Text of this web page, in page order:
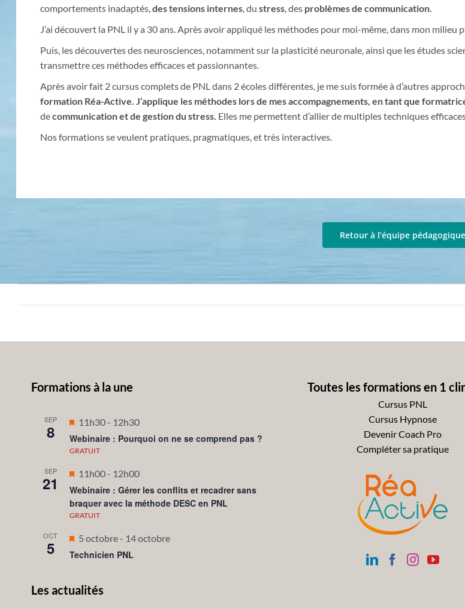
comportements inadaptés,des tensions internes, dustress, des problèmes de communication.
J’ai découvert la PNL il y a 30 ans. Après avoir appliqué les méthodes pour moi-même, dans mon
Puis, les découvertes des neurosciences, notamment sur la plasticité neuronale, ainsi que les études
transmettre ces méthodes efficaces et passionnantes.
Après avoir fait 2 cursus complets de PNL dans 2 écoles différentes, je me suis formée à d’autres
formation Réa-Active.J’applique les méthodes lors de mes accompagnements, en tant que
decommunication et de gestion du stress. Elles me permettent d’allier de multiples techniques
Nos formations se veulent pratiques, pragmatiques, et très interactives.
Retour à l’équipe pédagogique
Formations à la une
SEP
8
Mis
en
avant
11h30- 12h30
Webinaire : Pourquoi on ne se comprend pas ?
GRATUIT
SEP
21
Mis
en
avant
11h00- 12h00
Webinaire : Gérer les conflits et recadrer sans
braquer avec la méthode DESC en PNL
GRATUIT
OCT
5
Mis
en
5 octobre- 14 octobre
Technicien PNL
Les actualités
Toutes les formations en 1
Cursus PNL
Cursus Hypnose
Devenir Coach Pro
Compléter sa pratique